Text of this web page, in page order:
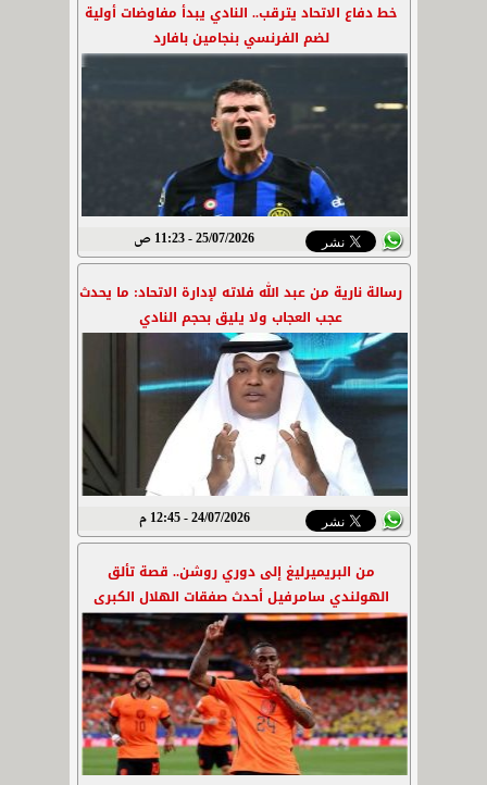
خط دفاع الاتحاد يترقب.. النادي يبدأ مفاوضات أولية
لضم الفرنسي بنجامين بافارد
25/07/2026 - 11:23 ص
رسالة نارية من عبد الله فلاته لإدارة الاتحاد: ما يحدث
عجب العجاب ولا يليق بحجم النادي
24/07/2026 - 12:45 م
من البريميرليغ إلى دوري روشن.. قصة تألق
الهولندي سامرفيل أحدث صفقات الهلال الكبرى